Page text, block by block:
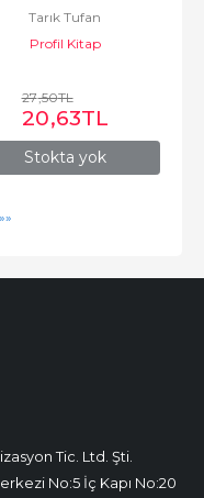
Stokta yok
Tarık Tufan
Profil Kitap
27,50TL
20,63TL
»»
Tic. Ltd. Şti.
No:5 İç Kapı No:20